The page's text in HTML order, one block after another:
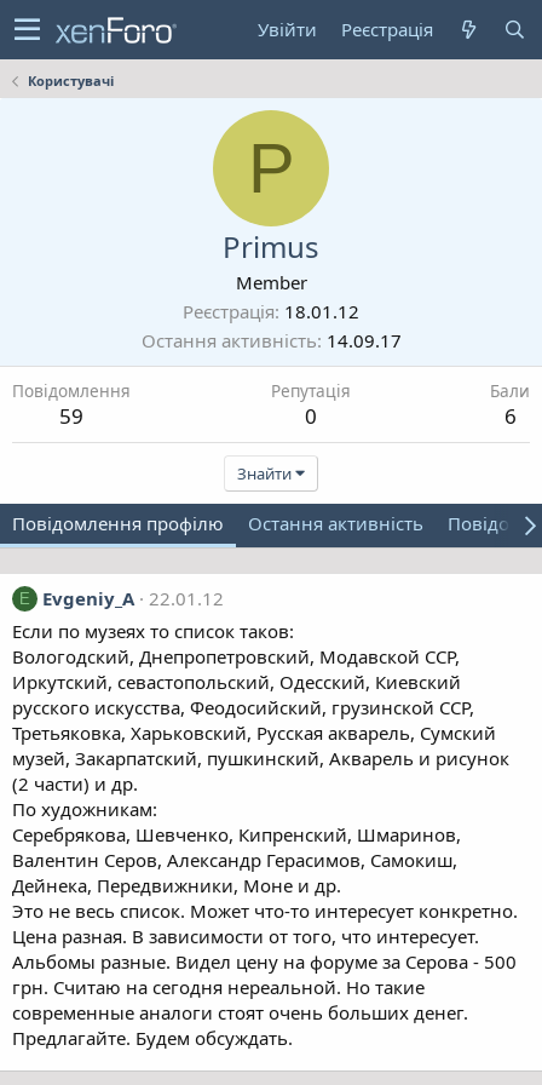
Увійти Реєстрація
Користувачі
P
Primus
Member
Реєстрація 18.01.12
Остання активність 14.09.17
Повідомлення
59
Репутація
0
Бали
6
Знайти
Повідомлення профілю Остання активність
E Evgeniy_A 22.01.12
Если по музеях то список таков:
Вологодский, Днепропетровский, Модавской ССР,
Иркутский, севастопольский, Одесский, Киевский
русского искусства, Феодосийский, грузинской ССР,
Третьяковка, Харьковский, Русская акварель, Сумский
музей, Закарпатский, пушкинский, Акварель и рисунок
(2 части) и др.
По художникам:
Серебрякова, Шевченко, Кипренский, Шмаринов,
Валентин Серов, Александр Герасимов, Самокиш,
Дейнека, Передвижники, Моне и др.
Это не весь список. Может что-то интересует конкретно.
Цена разная. В зависимости от того, что интересует.
Альбомы разные. Видел цену на форуме за Серова - 500
грн. Считаю на сегодня нереальной. Но такие
современные аналоги стоят очень больших денег.
Предлагайте. Будем обсуждать.